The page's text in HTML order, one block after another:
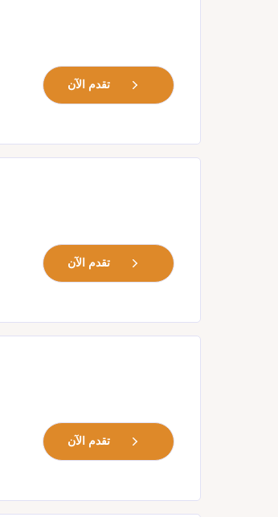
تقدم الآن
تقدم الآن
تقدم الآن